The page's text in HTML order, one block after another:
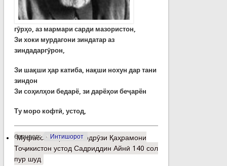
гӯрҳо, аз мармари сарди мазористон,
Зи хоки мурдагони зиндатар аз
зиндадаргӯрон,
Зи шақши ҳар катиба, нақши нохун дар тани
зиндон
Зи соҳилҳои бедарё, зи дарёҳои беҷарён
Ту моро кофтӣ, устод,
барчасп: Интишорот
Муфассалтаро Ба зодрӯзи Қаҳрамони
Тоҷикистон устод Садриддин Айнӣ 140 сол
пур шуд